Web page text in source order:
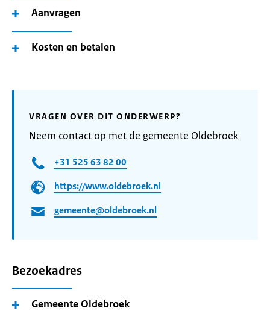
Aanvragen
Kosten en betalen
VRAGEN OVER DIT ONDERWERP?
Neem contact op met de gemeente Oldebroek
+31 525 63 82 00
https://www.oldebroek.nl
gemeente@oldebroek.nl
Bezoekadres
Gemeente Oldebroek